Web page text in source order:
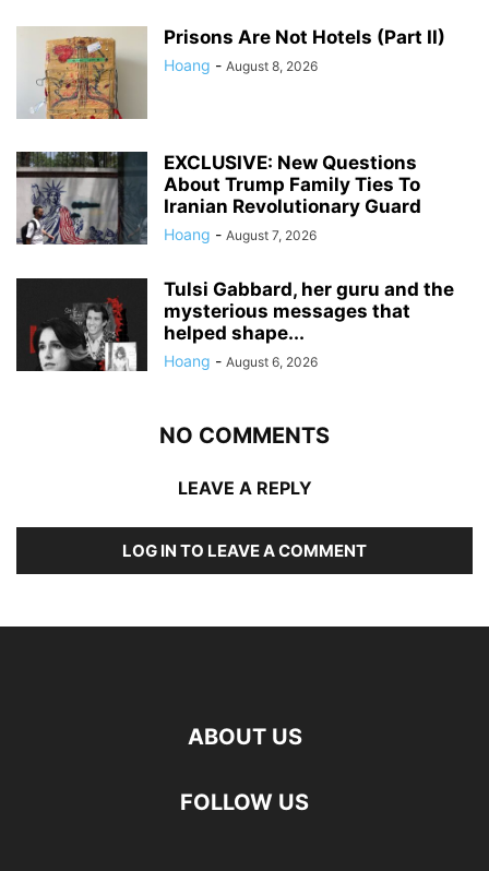
Prisons Are Not Hotels (Part II)
Hoang - August 8, 2026
EXCLUSIVE: New Questions
About Trump Family Ties To
Iranian Revolutionary Guard
Hoang - August 7, 2026
Tulsi Gabbard, her guru and the
mysterious messages that
helped shape...
Hoang - August 6, 2026
NO COMMENTS
LEAVE A REPLY
LOG IN TO LEAVE A COMMENT
ABOUT US
FOLLOW US